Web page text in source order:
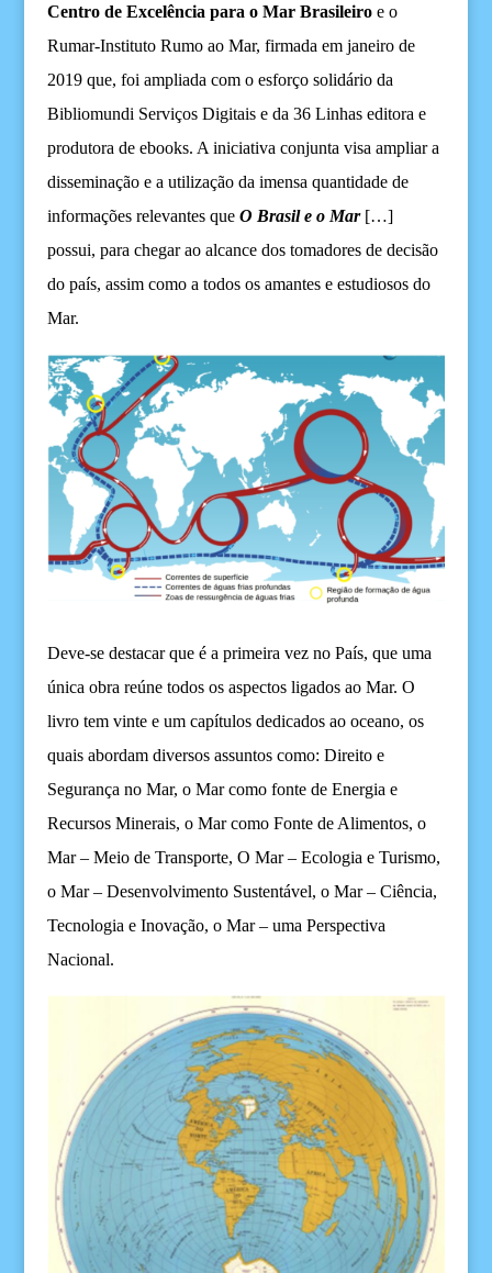
Centro de Excelência para o Mar Brasileiroe o
Rumar-Instituto Rumo ao Mar, firmada em janeiro de
2019 que, foi ampliada com o esforço solidário da
Bibliomundi Serviços Digitais e da 36 Linhas editora e
produtora de ebooks. A iniciativa conjunta visa ampliar a
disseminação e a utilização da imensa quantidade de
informações relevantes que O Brasil e o Mar[…]
possui, para chegarao alcance dostomadores de decisão
do país, assim como a todos os amantes eestudiososdo
Mar.
Deve-se destacar que é a primeira vez no País, que uma
única obra reúne todos os aspectos ligados ao Mar. O
livro tem vinte e um capítulos dedicados ao oceano, os
quais abordam diversos assuntos como: Direito e
Segurança no Mar, o Mar como fonte de Energia e
Recursos Minerais, o Mar como Fonte de Alimentos, o
Mar – Meio de Transporte, O Mar – Ecologia e Turismo,
o Mar – Desenvolvimento Sustentável, o Mar – Ciência,
Tecnologia e Inovação, o Mar – uma Perspectiva
Nacional.